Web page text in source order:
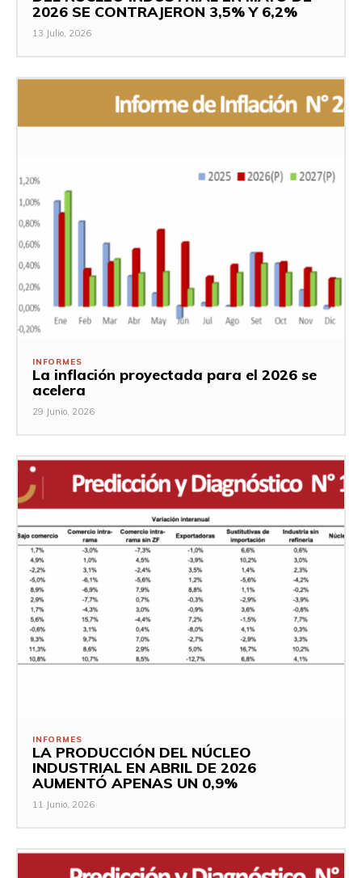
2026 SE CONTRAJERON 3,5% Y 6,2%
13 Julio, 2026
INFORMES
La inflación proyectada para el 2026 se
acelera
29 Junio, 2026
INFORMES
LA PRODUCCIÓN DEL NÚCLEO
INDUSTRIAL EN ABRIL DE 2026
AUMENTÓ APENAS UN 0,9%
11 Junio, 2026